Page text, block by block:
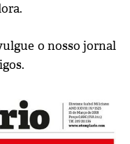
o nosso jornal